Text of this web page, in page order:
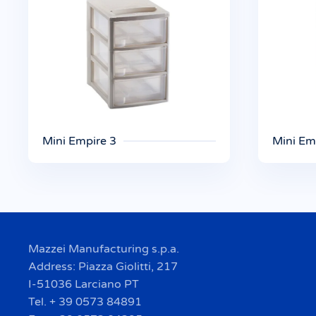
Mini Empire 3 Mini
Mazzei Manufacturing s.p.a.
Address: Piazza Giolitti, 217
I-51036 Larciano PT
Tel. + 39 0573 84891